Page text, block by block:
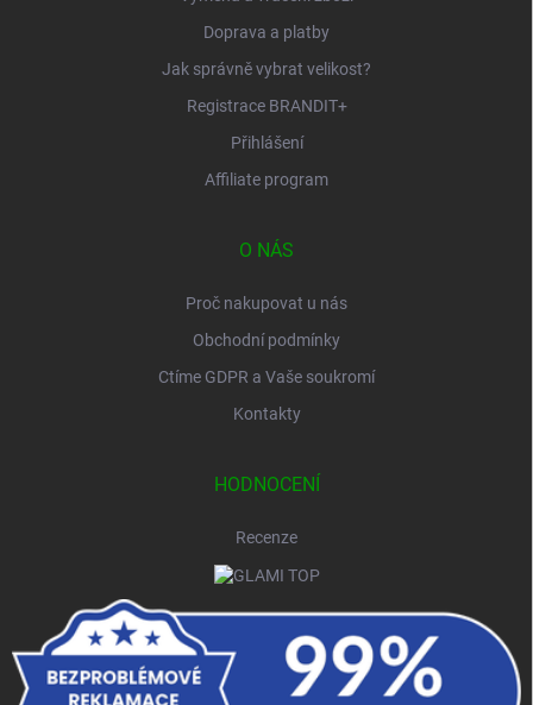
Doprava a platby
Jak správně vybrat velikost?
Registrace BRANDIT+
Přihlášení
Affiliate program
O NÁS
Proč nakupovat u nás
Obchodní podmínky
Ctíme GDPR a Vaše soukromí
Kontakty
HODNOCENÍ
Recenze